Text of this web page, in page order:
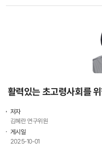
활력있는 초고령사회를
저자
김혜란 연구위원
게시일
2025-10-01